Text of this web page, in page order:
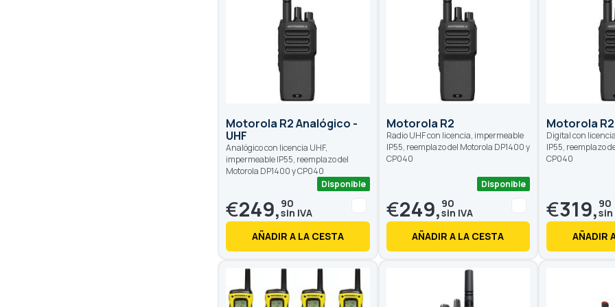
Motorola R2 Analógico -
UHF
Analógico con licencia UHF,
impermeable IP55, reemplazo del
Motorola DP1400 y CP040
Disponible
€249, 90
AÑADIR A LA CESTA
Motorola R2
Radio UHF con licencia, impermeable
IP55, reemplazo del Motorola DP1400 y
CP040
Disponible
€249, 90
AÑADIR A LA CESTA
Motorola R2
Digital con
IP55, reemplazo
CP040
€319,90
AÑADIR